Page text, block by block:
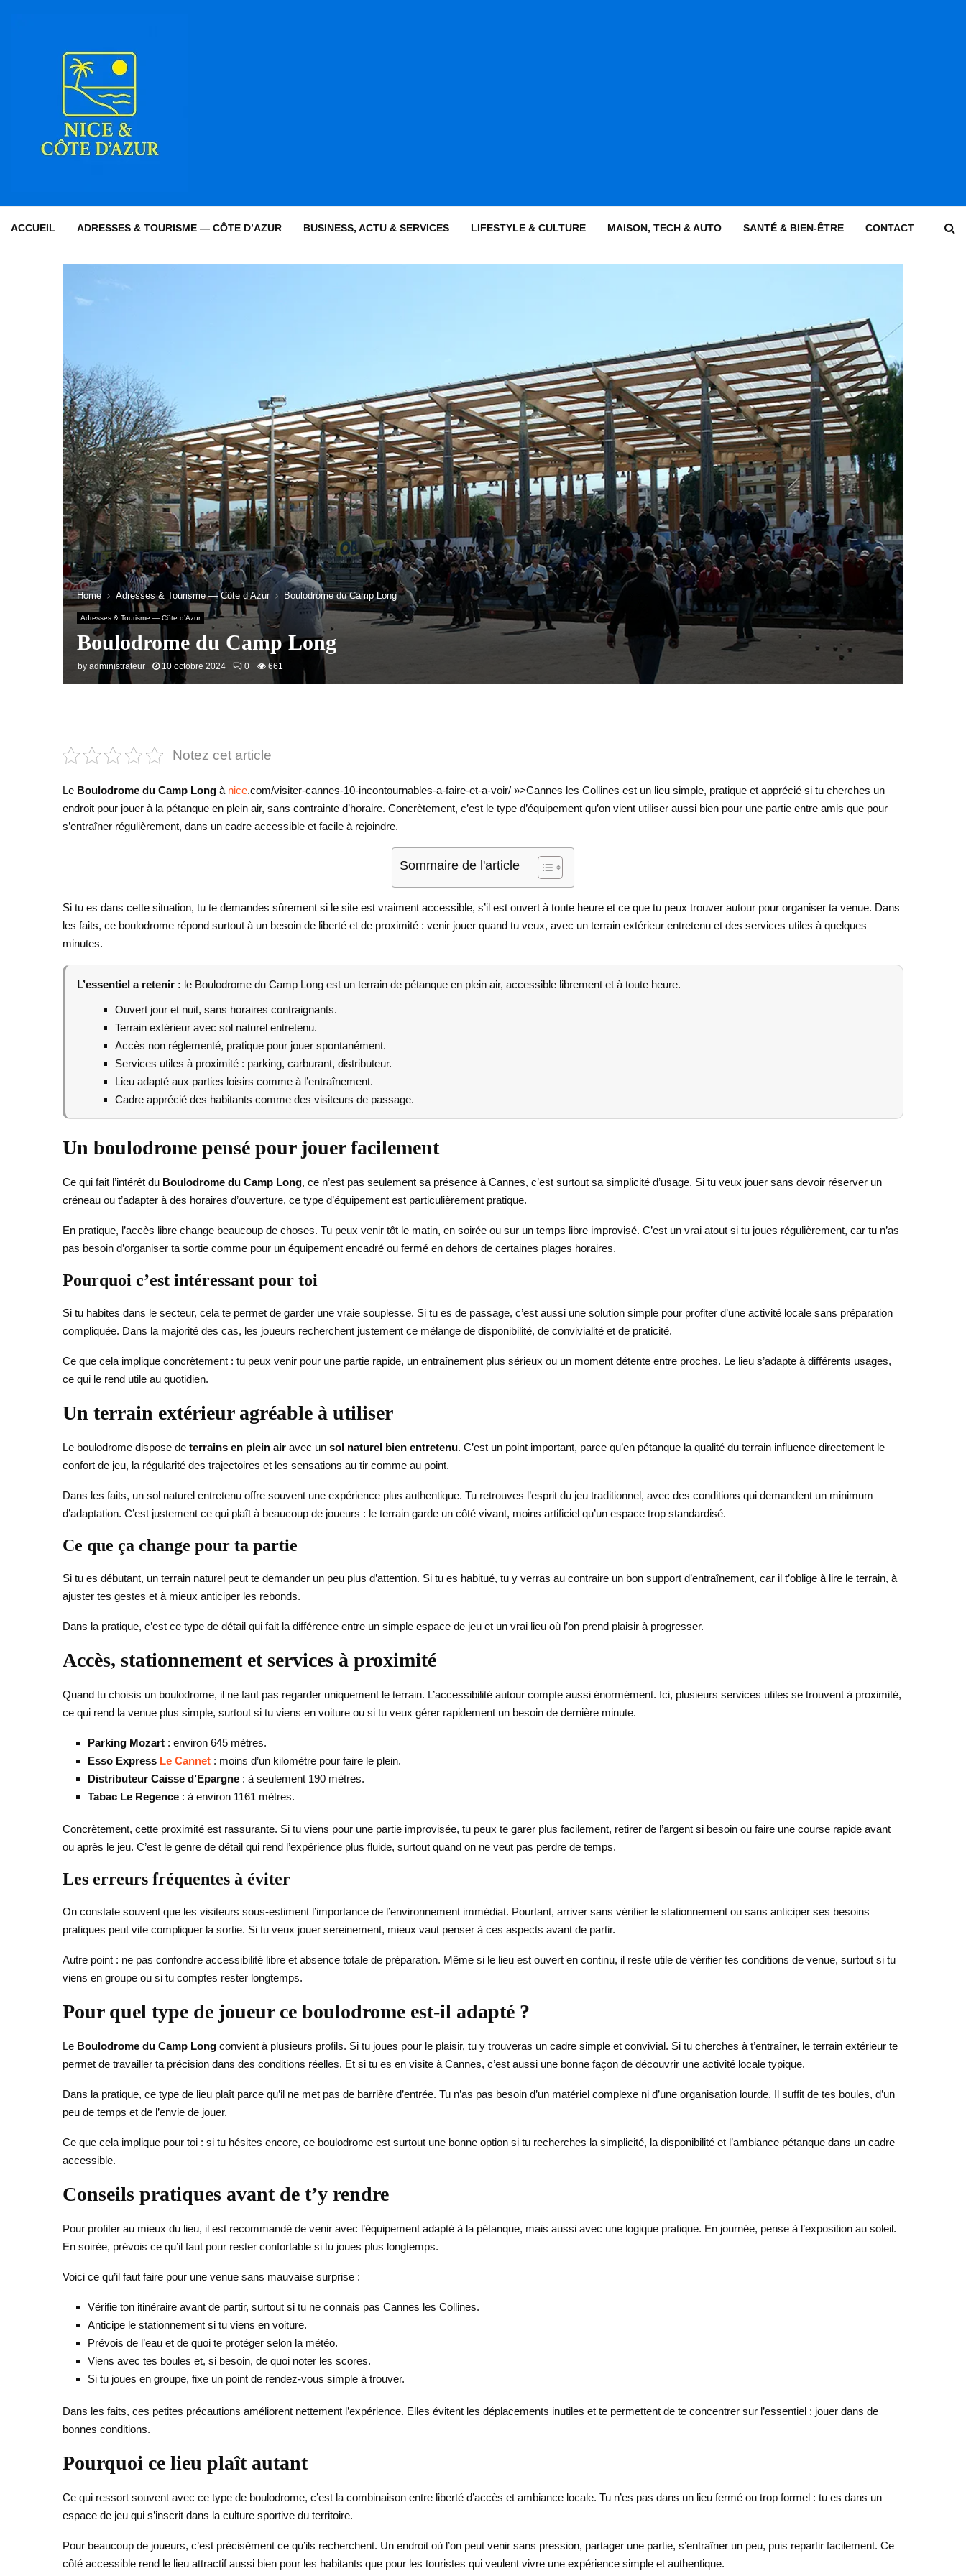
ACCUEIL ADRESSES & TOURISME — CÔTE D’AZUR BUSINESS, ACTU & SERVICES LIFESTYLE & CULTURE MAISON, TECH & AUTO SANTÉ & BIEN-ÊTRE CONTACT
Home Adresses & Tourisme — Côte d’Azur Boulodrome du Camp Long
Adresses & Tourisme — Côte d’Azur
Boulodrome du Camp Long
by administrateur 10 octobre 2024 0 661
Notez cet article
Le Boulodrome du Camp Long à nice.com/visiter-cannes-10-incontournables-a-faire-et-a-voir/ »>Cannes les Collines est un lieu simple, pratique et apprécié si tu cherches un
endroit pour jouer à la pétanque en plein air, sans contrainte d’horaire. Concrètement, c’est le type d’équipement qu’on vient utiliser aussi bien pour une partie entre amis que pour
s’entraîner régulièrement, dans un cadre accessible et facile à rejoindre.
Sommaire de l'article
Si tu es dans cette situation, tu te demandes sûrement si le site est vraiment accessible, s’il est ouvert à toute heure et ce que tu peux trouver autour pour organiser ta venue. Dans
les faits, ce boulodrome répond surtout à un besoin de liberté et de proximité : venir jouer quand tu veux, avec un terrain extérieur entretenu et des services utiles à quelques
minutes.
L’essentiel a retenir : le Boulodrome du Camp Long est un terrain de pétanque en plein air, accessible librement et à toute heure.
Ouvert jour et nuit, sans horaires contraignants.
Terrain extérieur avec sol naturel entretenu.
Accès non réglementé, pratique pour jouer spontanément.
Services utiles à proximité : parking, carburant, distributeur.
Lieu adapté aux parties loisirs comme à l’entraînement.
Cadre apprécié des habitants comme des visiteurs de passage.
Un boulodrome pensé pour jouer facilement
Ce qui fait l’intérêt du Boulodrome du Camp Long, ce n’est pas seulement sa présence à Cannes, c’est surtout sa simplicité d’usage. Si tu veux jouer sans devoir réserver un
créneau ou t’adapter à des horaires d’ouverture, ce type d’équipement est particulièrement pratique.
En pratique, l’accès libre change beaucoup de choses. Tu peux venir tôt le matin, en soirée ou sur un temps libre improvisé. C’est un vrai atout si tu joues régulièrement, car tu n’as
pas besoin d’organiser ta sortie comme pour un équipement encadré ou fermé en dehors de certaines plages horaires.
Pourquoi c’est intéressant pour toi
Si tu habites dans le secteur, cela te permet de garder une vraie souplesse. Si tu es de passage, c’est aussi une solution simple pour profiter d’une activité locale sans préparation
compliquée. Dans la majorité des cas, les joueurs recherchent justement ce mélange de disponibilité, de convivialité et de praticité.
Ce que cela implique concrètement : tu peux venir pour une partie rapide, un entraînement plus sérieux ou un moment détente entre proches. Le lieu s’adapte à différents usages,
ce qui le rend utile au quotidien.
Un terrain extérieur agréable à utiliser
Le boulodrome dispose de terrains en plein air avec un sol naturel bien entretenu. C’est un point important, parce qu’en pétanque la qualité du terrain influence directement le
confort de jeu, la régularité des trajectoires et les sensations au tir comme au point.
Dans les faits, un sol naturel entretenu offre souvent une expérience plus authentique. Tu retrouves l’esprit du jeu traditionnel, avec des conditions qui demandent un minimum
d’adaptation. C’est justement ce qui plaît à beaucoup de joueurs : le terrain garde un côté vivant, moins artificiel qu’un espace trop standardisé.
Ce que ça change pour ta partie
Si tu es débutant, un terrain naturel peut te demander un peu plus d’attention. Si tu es habitué, tu y verras au contraire un bon support d’entraînement, car il t’oblige à lire le terrain, à
ajuster tes gestes et à mieux anticiper les rebonds.
Dans la pratique, c’est ce type de détail qui fait la différence entre un simple espace de jeu et un vrai lieu où l’on prend plaisir à progresser.
Accès, stationnement et services à proximité
Quand tu choisis un boulodrome, il ne faut pas regarder uniquement le terrain. L’accessibilité autour compte aussi énormément. Ici, plusieurs services utiles se trouvent à proximité,
ce qui rend la venue plus simple, surtout si tu viens en voiture ou si tu veux gérer rapidement un besoin de dernière minute.
Parking Mozart : environ 645 mètres.
Esso Express Le Cannet : moins d’un kilomètre pour faire le plein.
Distributeur Caisse d’Epargne : à seulement 190 mètres.
Tabac Le Regence : à environ 1161 mètres.
Concrètement, cette proximité est rassurante. Si tu viens pour une partie improvisée, tu peux te garer plus facilement, retirer de l’argent si besoin ou faire une course rapide avant
ou après le jeu. C’est le genre de détail qui rend l’expérience plus fluide, surtout quand on ne veut pas perdre de temps.
Les erreurs fréquentes à éviter
On constate souvent que les visiteurs sous-estiment l’importance de l’environnement immédiat. Pourtant, arriver sans vérifier le stationnement ou sans anticiper ses besoins
pratiques peut vite compliquer la sortie. Si tu veux jouer sereinement, mieux vaut penser à ces aspects avant de partir.
Autre point : ne pas confondre accessibilité libre et absence totale de préparation. Même si le lieu est ouvert en continu, il reste utile de vérifier tes conditions de venue, surtout si tu
viens en groupe ou si tu comptes rester longtemps.
Pour quel type de joueur ce boulodrome est-il adapté ?
Le Boulodrome du Camp Long convient à plusieurs profils. Si tu joues pour le plaisir, tu y trouveras un cadre simple et convivial. Si tu cherches à t’entraîner, le terrain extérieur te
permet de travailler ta précision dans des conditions réelles. Et si tu es en visite à Cannes, c’est aussi une bonne façon de découvrir une activité locale typique.
Dans la pratique, ce type de lieu plaît parce qu’il ne met pas de barrière d’entrée. Tu n’as pas besoin d’un matériel complexe ni d’une organisation lourde. Il suffit de tes boules, d’un
peu de temps et de l’envie de jouer.
Ce que cela implique pour toi : si tu hésites encore, ce boulodrome est surtout une bonne option si tu recherches la simplicité, la disponibilité et l’ambiance pétanque dans un cadre
accessible.
Conseils pratiques avant de t’y rendre
Pour profiter au mieux du lieu, il est recommandé de venir avec l’équipement adapté à la pétanque, mais aussi avec une logique pratique. En journée, pense à l’exposition au soleil.
En soirée, prévois ce qu’il faut pour rester confortable si tu joues plus longtemps.
Voici ce qu’il faut faire pour une venue sans mauvaise surprise :
Vérifie ton itinéraire avant de partir, surtout si tu ne connais pas Cannes les Collines.
Anticipe le stationnement si tu viens en voiture.
Prévois de l’eau et de quoi te protéger selon la météo.
Viens avec tes boules et, si besoin, de quoi noter les scores.
Si tu joues en groupe, fixe un point de rendez-vous simple à trouver.
Dans les faits, ces petites précautions améliorent nettement l’expérience. Elles évitent les déplacements inutiles et te permettent de te concentrer sur l’essentiel : jouer dans de
bonnes conditions.
Pourquoi ce lieu plaît autant
Ce qui ressort souvent avec ce type de boulodrome, c’est la combinaison entre liberté d’accès et ambiance locale. Tu n’es pas dans un lieu fermé ou trop formel : tu es dans un
espace de jeu qui s’inscrit dans la culture sportive du territoire.
Pour beaucoup de joueurs, c’est précisément ce qu’ils recherchent. Un endroit où l’on peut venir sans pression, partager une partie, s’entraîner un peu, puis repartir facilement. Ce
côté accessible rend le lieu attractif aussi bien pour les habitants que pour les touristes qui veulent vivre une expérience simple et authentique.